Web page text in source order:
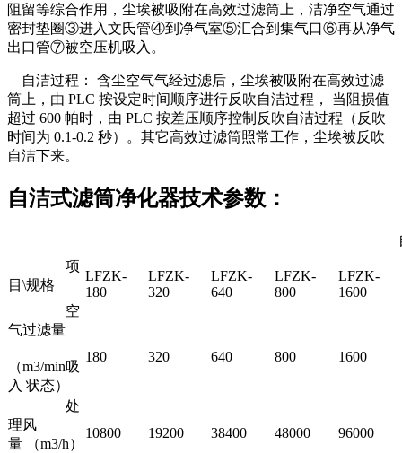
阻留等综合作用，尘埃被吸附在高效过滤筒上，洁净空气通过
密封垫圈③进入文氏管④到净气室⑤汇合到集气口⑥再从净气
出口管⑦被空压机吸入。
自洁过程： 含尘空气气经过滤后，尘埃被吸附在高效过滤
筒上，由 PLC 按设定时间顺序进行反吹自洁过程， 当阻损值
超过 600 帕时，由 PLC 按差压顺序控制反吹自洁过程（反吹
时间为 0.1-0.2 秒）。其它高效过滤筒照常工作，尘埃被反吹
自洁下来。
自洁式滤筒净化器技术参数：
自洁
项
目\规格
LFZK-
180
LFZK-
320
LFZK-
640
LFZK-
800
LFZK-
1600
空
气过滤量
180
320 640 800 1600
（m3/min吸
入 状态）
处
理风
量 （m3/h）
10800 19200 38400 48000 96000